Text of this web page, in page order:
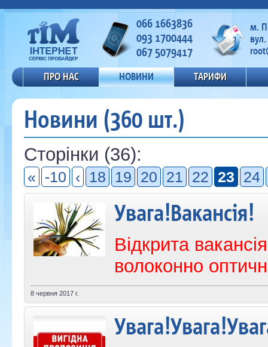
066 1663836
093 1700444
067 5079417
м.
ПРО НАС НОВИНИ ТАРИФИ
Новини (360 шт.)
Сторінки (36):
« -10 ‹ 18 19 20 21 22 23 24
Увага!Вакансія!
Відкрита
волоконно
8 червня 2017 г.